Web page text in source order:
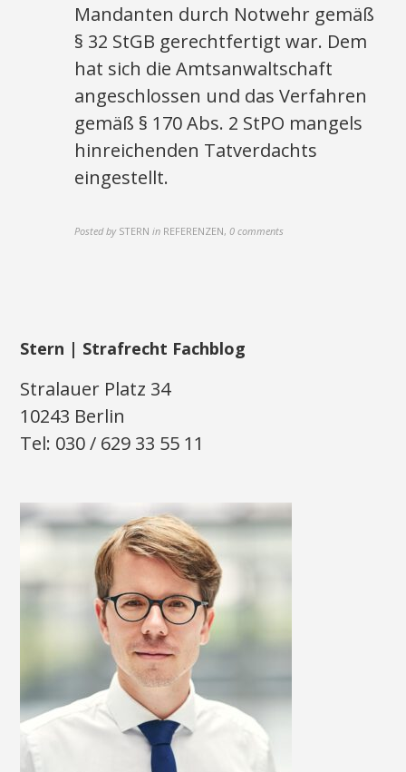
Mandanten durch Notwehr gemäß
§ 32 StGB gerechtfertigt war. Dem
hat sich die Amtsanwaltschaft
angeschlossen und das Verfahren
gemäß § 170 Abs. 2 StPO mangels
hinreichenden Tatverdachts
eingestellt.
Posted by STERN in REFERENZEN,0 comments
Stern | Strafrecht Fachblog
Stralauer Platz 34
10243 Berlin
Tel: 030 / 629 33 55 11